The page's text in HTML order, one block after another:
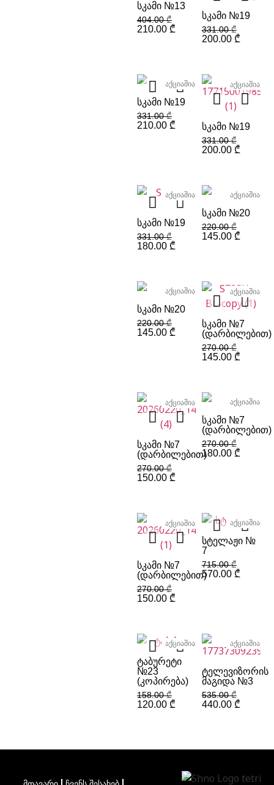
ᲡᲙᲐᲛᲘ №13
404.00₾
210.00 ₾
ᲡᲙᲐᲛᲘ №19
331.00₾
200.00 ₾
აქციაშია
ᲡᲙᲐᲛᲘ №19
331.00₾
210.00 ₾
აქციაშია
ᲡᲙᲐᲛᲘ №19
331.00₾
200.00 ₾
აქციაშია
ᲡᲙᲐᲛᲘ №19
331.00₾
180.00 ₾
აქციაშია
ᲡᲙᲐᲛᲘ №20
220.00₾
145.00 ₾
აქციაშია
ᲡᲙᲐᲛᲘ №20
220.00₾
145.00 ₾
აქციაშია
ᲡᲙᲐᲛᲘ №7
(ᲓᲐᲠᲑᲘᲚᲔᲑᲘᲗ)
270.00₾
145.00 ₾
აქციაშია
ᲡᲙᲐᲛᲘ №7
(ᲓᲐᲠᲑᲘᲚᲔᲑᲘᲗ)
270.00₾
150.00 ₾
აქციაშია
ᲡᲙᲐᲛᲘ №7
(ᲓᲐᲠᲑᲘᲚᲔᲑᲘᲗ)
270.00₾
180.00 ₾
აქციაშია
ᲡᲙᲐᲛᲘ №7
(ᲓᲐᲠᲑᲘᲚᲔᲑᲘᲗ)
270.00₾
150.00 ₾
აქციაშია
ᲡᲢᲔᲚᲐᲟᲘ №
7
715.00₾
570.00 ₾
აქციაშია
ᲢᲐᲑᲣᲠᲔᲢᲘ
№23
(ᲙᲝᲞᲘᲠᲔᲑᲐ)
158.00₾
120.00 ₾
აქციაშია
ᲢᲔᲚᲔᲕᲘᲖᲝᲠᲘᲡ
ᲛᲐᲒᲘᲓᲐ №3
535.00₾
440.00 ₾